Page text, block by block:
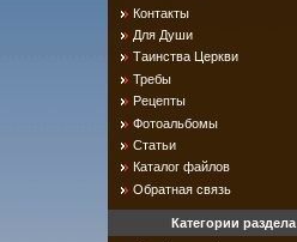
Контакты
Для Души
Таинства Церкви
Требы
Рецепты
Фотоальбомы
Статьи
Каталог файлов
Обратная связь
Категории раздела